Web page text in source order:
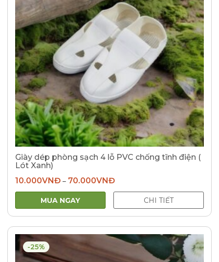
Giày dép phòng sạch 4 lỗ PVC chống tĩnh điện (
Lót Xanh)
10.000VNĐ– 70.000VNĐ
MUA NGAY CHI TIẾT
-25%